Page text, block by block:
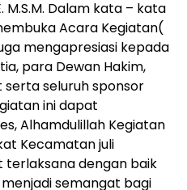
M.S.M. Dalam kata – kata
Acara Kegiatan(
mengapresiasi kepada
para Dewan Hakim,
seluruh sponsor
ini dapat
Alhamdulillah Kegiatan
Kecamatan juli
terlaksana dengan baik
semangat bagi